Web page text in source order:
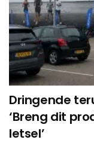
Dringende
‘Breng dit
letsel’